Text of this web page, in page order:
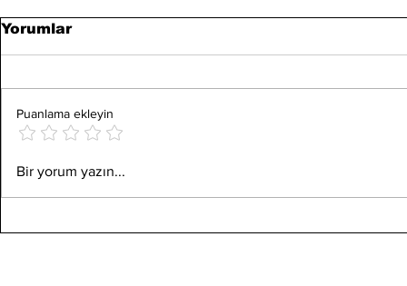
Alışkanlıklar Beyinde
Dijital
Yorumlar
Puanlama ekleyin
Bir yorum yazın...